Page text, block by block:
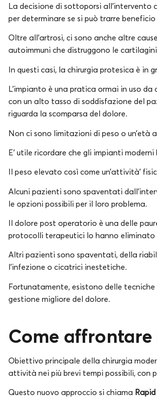
La decisione di sottoporsi all’intervento
per determinare se si può trarre
Oltre all’artrosi, ci sono anche altre
autoimmuni che distruggono le
In questi casi, la chirurgia protesica è in
L’impianto è una pratica ormai in uso da
con un alto tasso di soddisfazione del
riguarda la scomparsa del dolore.
Non ci sono limitazioni di peso o un’età
E’ utile ricordare che gli impianti
Il peso elevato così come un’attività’
Alcuni pazienti sono spaventati
le opzioni possibili per il loro problema.
Il dolore post operatorio è una delle
protocolli terapeutici lo hanno eliminato
Altri pazienti sono spaventati, della
l’infezione o cicatrici inestetiche.
Fortunatamente, esistono delle
gestione migliore del dolore.
Come
Obiettivo principale della chirurgia
attività nei più brevi tempi possibili, con
Questo nuovo approccio si chiama